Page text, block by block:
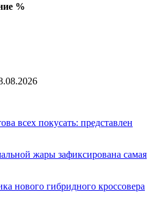
%
всех покусать: представлен
жары зафиксирована самая
нового гибридного кроссовера